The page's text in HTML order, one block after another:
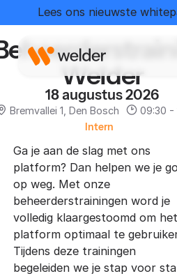
Lees ons nieuwste
administratie
Home Evenementen
Welder
18 augustus 2026
Bremvallei 1, Den Bosch 09:30 -
Intern
Ga je aan de slag met ons
platform? Dan helpen we je
op weg. Met onze
beheerderstrainingen word je
volledig klaargestoomd om het
platform optimaal te
Tijdens deze trainingen
begeleiden we je stap voor